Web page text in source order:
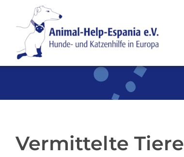
SKIP TO MAIN CONTENT
Vermittelte Tiere